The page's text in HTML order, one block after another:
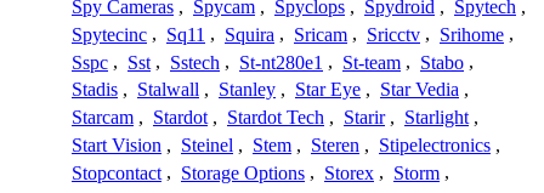
Spy Cameras , Spycam , Spyclops , Spydroid , Spytech ,
Spytecinc , Sq11 , Squira , Sricam , Sricctv , Srihome ,
Sspc , Sst , Sstech , St-nt280e1 , St-team , Stabo ,
Stadis , Stalwall , Stanley , Star Eye , Star Vedia ,
Starcam , Stardot , Stardot Tech , Starir , Starlight ,
Start Vision , Steinel , Stem , Steren , Stipelectronics ,
Stopcontact , Storage Options , Storex , Storm ,